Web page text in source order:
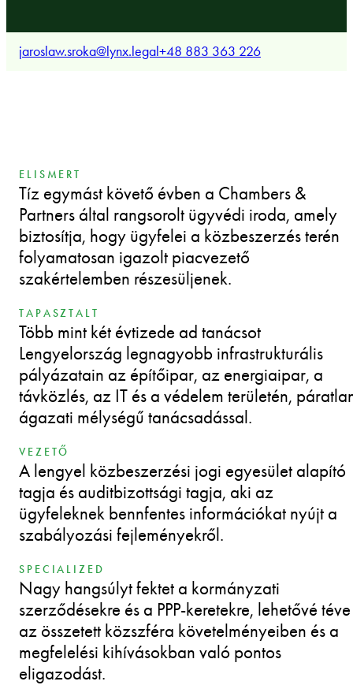
jaroslaw.sroka@lynx.legal+48 883 363 226
ELISMERT
Tíz egymást követő évben a Chambers &
Partners által rangsorolt ügyvédi iroda, amely
biztosítja, hogy ügyfelei a közbeszerzés terén
folyamatosan igazolt piacvezető
szakértelemben részesüljenek.
TAPASZTALT
Több mint két évtizede ad tanácsot
Lengyelország legnagyobb infrastrukturális
pályázatain az építőipar, az energiaipar, a
távközlés, az IT és a védelem területén,
ágazati mélységű tanácsadással.
VEZETŐ
A lengyel közbeszerzési jogi egyesület alapító
tagja és auditbizottsági tagja, aki az
ügyfeleknek bennfentes információkat nyújt a
szabályozási fejleményekről.
SPECIALIZED
Nagy hangsúlyt fektet a kormányzati
szerződésekre és a PPP-keretekre, lehetővé téve
az összetett közszféra követelményeiben és a
megfelelési kihívásokban való pontos
eligazodást.